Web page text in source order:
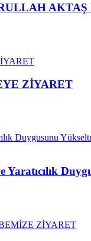
AKTAŞ
ZİYARET
Yaratıcılık